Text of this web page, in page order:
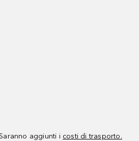
aggiunti i costi di trasporto.